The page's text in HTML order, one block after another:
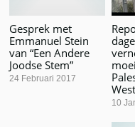
Gesprek met
Emmanuel Stein
van “Een Andere
Joodse Stem”
24 Februari 2017
10